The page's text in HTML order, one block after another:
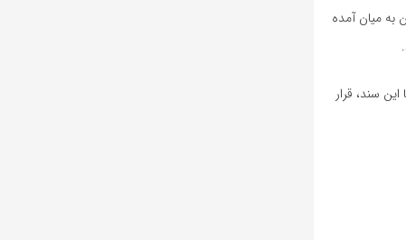
و 10 شرکت بزرگ با حداقل 50 میلیون دلاری و سرمایه گذاری 8 میلیارد دلاری در هوش مصنوعی در افق 1410 سخن به میان آمده
این سند، قرار